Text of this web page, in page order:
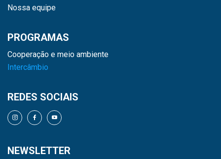
Nossa equipe
PROGRAMAS
Cooperação e meio ambiente
Intercâmbio
REDES SOCIAIS
NEWSLETTER